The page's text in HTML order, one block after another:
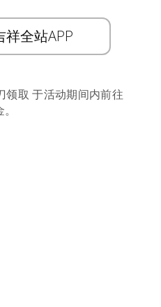
祥全站APP
领取 于活动期间内前往